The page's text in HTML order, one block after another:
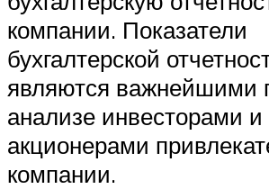
компании. Показатели
бухгалтерской
являются важнейшими
анализе инвесторами и
акционерами
компании.